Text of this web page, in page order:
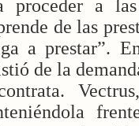
proceder a
de las
a prestar”.
de la